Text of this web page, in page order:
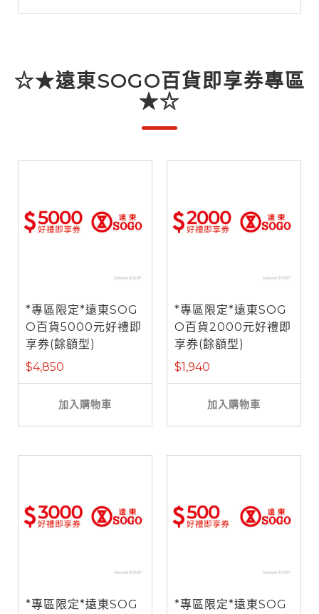
☆★遠東SOGO百貨即享券專區
★☆
*專區限定*遠東SOG
O百貨5000元好禮即
享券(餘額型)
$4,850
加入購物車
*專區限定*遠東SOG
O百貨2000元好禮即
享券(餘額型)
$1,940
加入購物車
*專區限定*遠東SOG
*專區限定*遠東SOG